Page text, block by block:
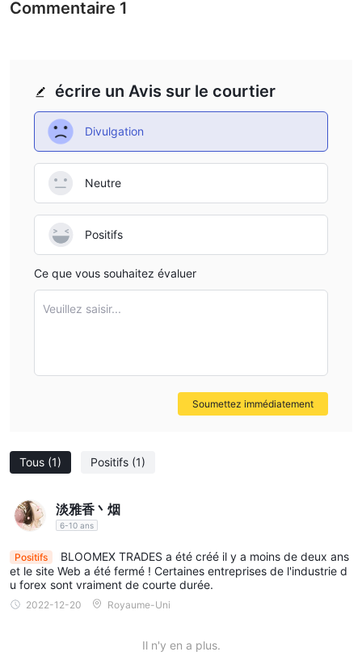
Tous (1) Positifs (1)
淡雅香丶烟
6-10 ans
Positifs
BLOOMEX TRADES a été créé il y a moins de deux ans
et le site Web a été fermé ! Certaines entreprises de l'industrie d
u forex sont vraiment de courte durée.
2022-12-20 Royaume-Uni
Il n'y en a plus.
écrire un Avis sur le courtier
Divulgation
Neutre
Positifs
Ce que vous souhaitez évaluer
Veuillez saisir...
Soumettez immédiatement
Commentaire 1